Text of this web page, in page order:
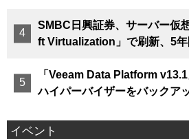
SMBC日興証券、サーバー仮
ft Virtualization」で刷新、5
「Veeam Data Platform
ハイパーバイザーをバックア
イベント